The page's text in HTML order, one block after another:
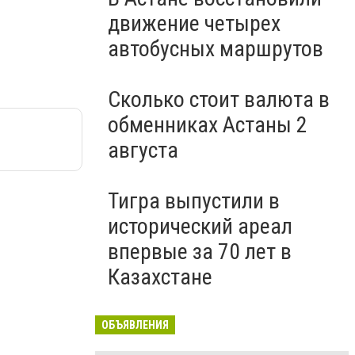
движение четырех
автобусных маршрутов
Сколько стоит валюта в
обменниках Астаны 2
августа
Тигра выпустили в
исторический ареал
впервые за 70 лет в
Казахстане
ОБЪЯВЛЕНИЯ